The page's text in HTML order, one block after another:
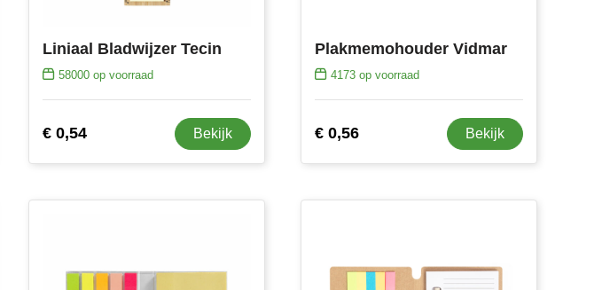
Liniaal Bladwijzer Tecin
58000 op voorraad
€ 0,54 Bekijk
Plakmemohouder Vidmar
4173 op voorraad
€ 0,56 Bekijk